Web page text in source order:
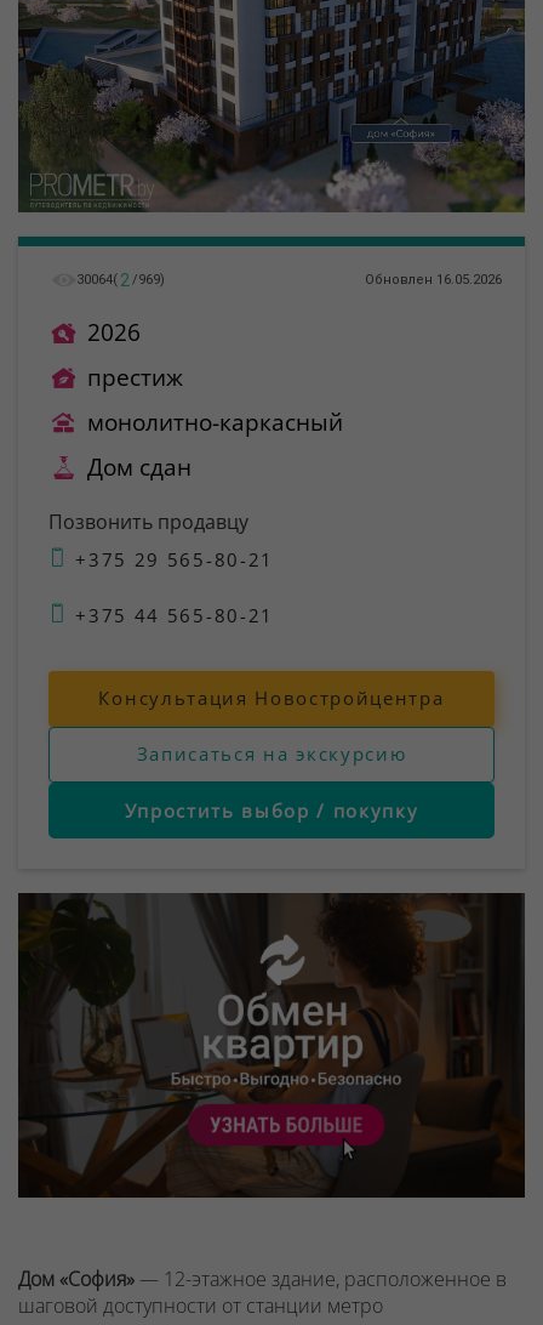
30064( 2 /969) Обновлен 16.05.2026
2026
престиж
монолитно-каркасный
Дом сдан
Позвонить продавцу
+375 29 565-80-21
+375 44 565-80-21
Консультация Новостройцентра
Записаться на экскурсию
Упростить выбор / покупку
Дом «София» — 12-этажное здание, расположенное в
шаговой доступности от станции метро